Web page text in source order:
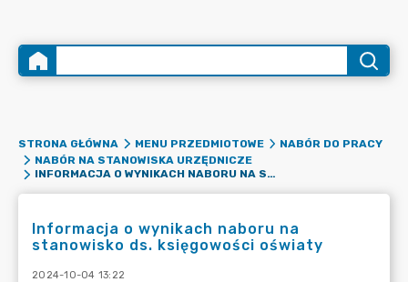
STRONA GŁÓWNA MENU PRZEDMIOTOWE
NABÓR DO PRACY
NABÓR NA STANOWISKA URZĘDNICZE
INFORMACJA O WYNIKACH NABORU NA STANOWISKO DS. KSIĘGOWOŚCI OŚWIATY
Informacja o wynikach naboru na
stanowisko ds. księgowości oświaty
2024-10-04 13:22